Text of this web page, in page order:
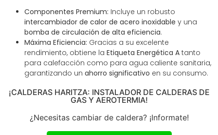
Componentes Premium: Incluye un robusto
intercambiador de calor de acero inoxidable y una
bomba de circulación de alta eficiencia.
Máxima Eficiencia: Gracias a su excelente
rendimiento, obtiene la Etiqueta Energética A tanto
para calefacción como para agua caliente sanitaria,
garantizando un ahorro significativo en su consumo.
¡CALDERAS HARITZA: INSTALADOR DE CALDERAS DE
GAS Y AEROTERMIA!
¿Necesitas cambiar de caldera? ¡Informate!